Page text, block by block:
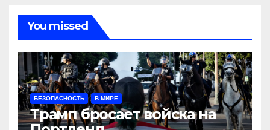
You missed
БЕЗОПАСНОСТЬ В МИРЕ
Трамп бросает войска на